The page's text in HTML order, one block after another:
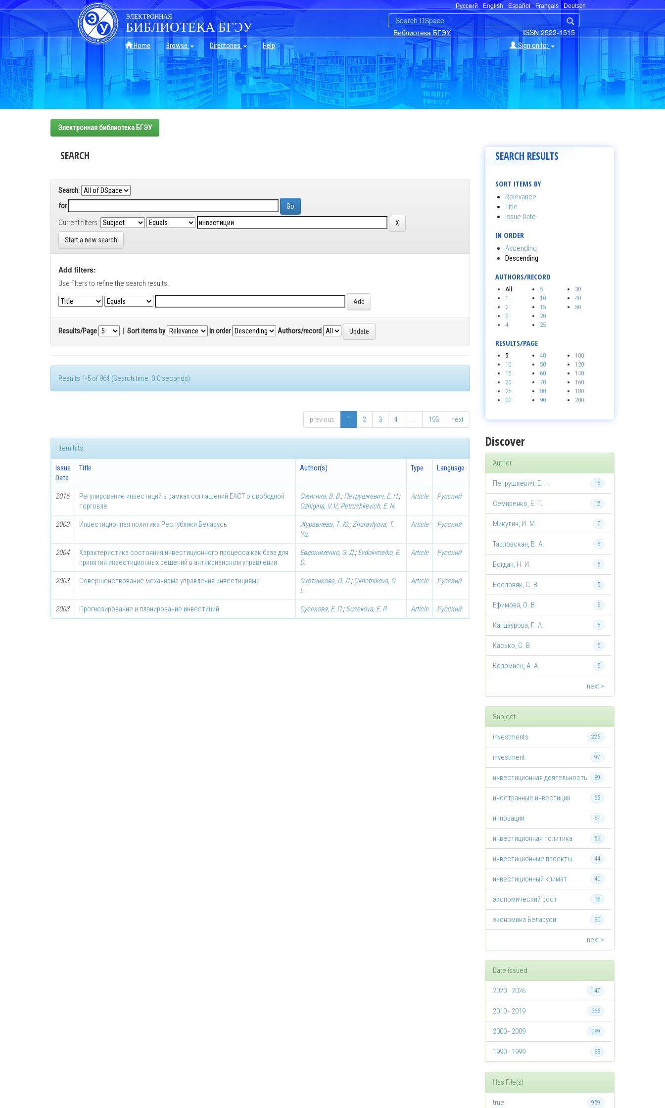
Skip
navigation
Русский English Español Français Deutsch
ISSN 2522-1515
Библиотека БГЭУ
ЭЛЕКТРОННАЯ
БИБЛИОТЕКА БГЭУ
Home Browse Directories Help Sign on to:
Электронная библиотека БГЭУ
SEARCH
Search:
for
Current filters:
Start a new search
Add filters:
Use filters to refine the search results.
Results/Page | Sort items by In order Authors/record
Results 1-5 of 964 (Search time: 0.0 seconds).
previous 1 2 3 4 ... 193 next
Item hits:
Issue
Date
Title Author(s) Type Language
2016
Регулирование инвестиций в рамках соглашений ЕАСТ о свободной
торговле
Ожигина, В. В.;Петрушкевич, Е. Н.;
Ozhigina, V. V.;Petrushkevich, E. N.
Article Русский
2003 Инвестиционная политика Республики Беларусь Журавлева, Т. Ю.;Zhuravlyova, T.
Yu.
Article Русский
2004
Характеристика состояния инвестиционного процесса как база для
принятия инвестиционных решений в антикризисном управлении
Евдокименко, Э. Д.;Evdokimeiko, E.
D.
Article Русский
2003 Совершенствование механизма управления инвестициями Охотникова, О. Л.;Okhotnikova, O.
L.
Article Русский
2003 Прогнозирование и планирование инвестиций Сусекова, Е. П.;Susekova, E. P. Article Русский
SEARCH RESULTS
SORT ITEMS BY
Relevance
Title
Issue Date
IN ORDER
Ascending
Descending
AUTHORS/RECORD
All
1
2
3
4
5
10
15
20
25
30
40
50
RESULTS/PAGE
5
10
15
20
25
30
40
50
60
70
80
90
100
120
140
160
180
200
Discover
Author
16
Петрушкевич, Е. Н.
12
Семиренко, Е. П.
7
Микулич, И. М.
6
Тарловская, В. А.
5
Богдан, Н. И.
5
Бословяк, С. В.
5
Ефимова, О. В.
5
Кандаурова, Г. А.
5
Касько, С. В.
5
Коломиец, А. А.
next >
Subject
225
investments
97
investment
89
инвестиционная деятельность
65
иностранные инвестиции
57
инновации
53
инвестиционная политика
44
инвестиционные проекты
40
инвестиционный климат
36
экономический рост
30
экономика Беларуси
next >
Date issued
147
2020 - 2026
365
2010 - 2019
389
2000 - 2009
63
1990 - 1999
Has File(s)
959
true